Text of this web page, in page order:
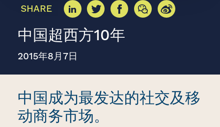
SHARE
中国超西方10年
2015年8月7日
中国成为最发达的社交及移
动商务市场。